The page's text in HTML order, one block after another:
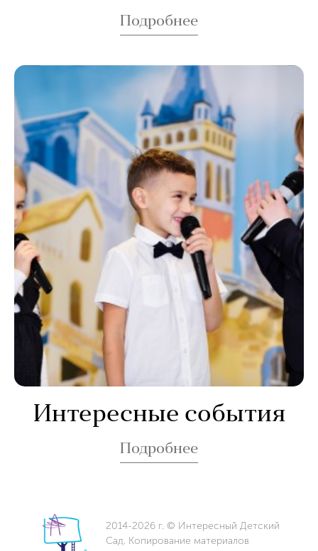
Подробнее
Интересные события
Подробнее
2014-2026 г. © Интересный Детский
Сад. Копирование материалов